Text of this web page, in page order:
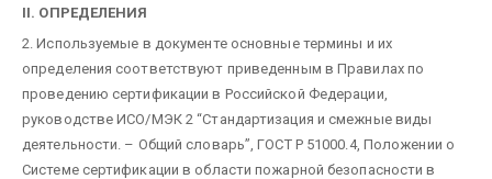
II. ОПРЕДЕЛЕНИЯ
2. Используемые в документе основные термины и их
определения соответствуют приведенным в Правилах по
проведению сертификации в Российской Федерации,
руководстве ИСО/МЭК 2 “Стандартизация и смежные виды
деятельности. – Общий словарь”, ГОСТ Р 51000.4, Положении о
Системе сертификации в области пожарной безопасности в